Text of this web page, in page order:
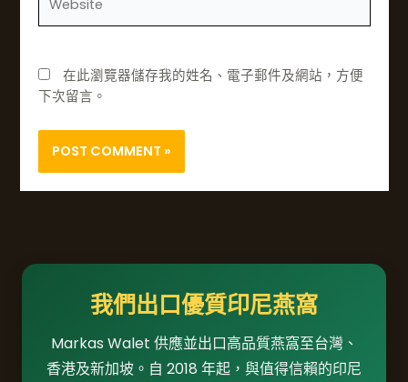
在此瀏覽器儲存我的姓名、電子郵件及網站，方便
下次留言。
我們出口優質印尼燕窩
Markas Walet 供應並出口高品質燕窩至台灣、
香港及新加坡。自 2018 年起，與值得信賴的印尼